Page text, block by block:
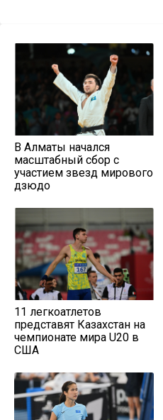
В Алматы начался
масштабный сбор с
участием звезд мирового
дзюдо
11 легкоатлетов
представят Казахстан на
чемпионате мира U20 в
США